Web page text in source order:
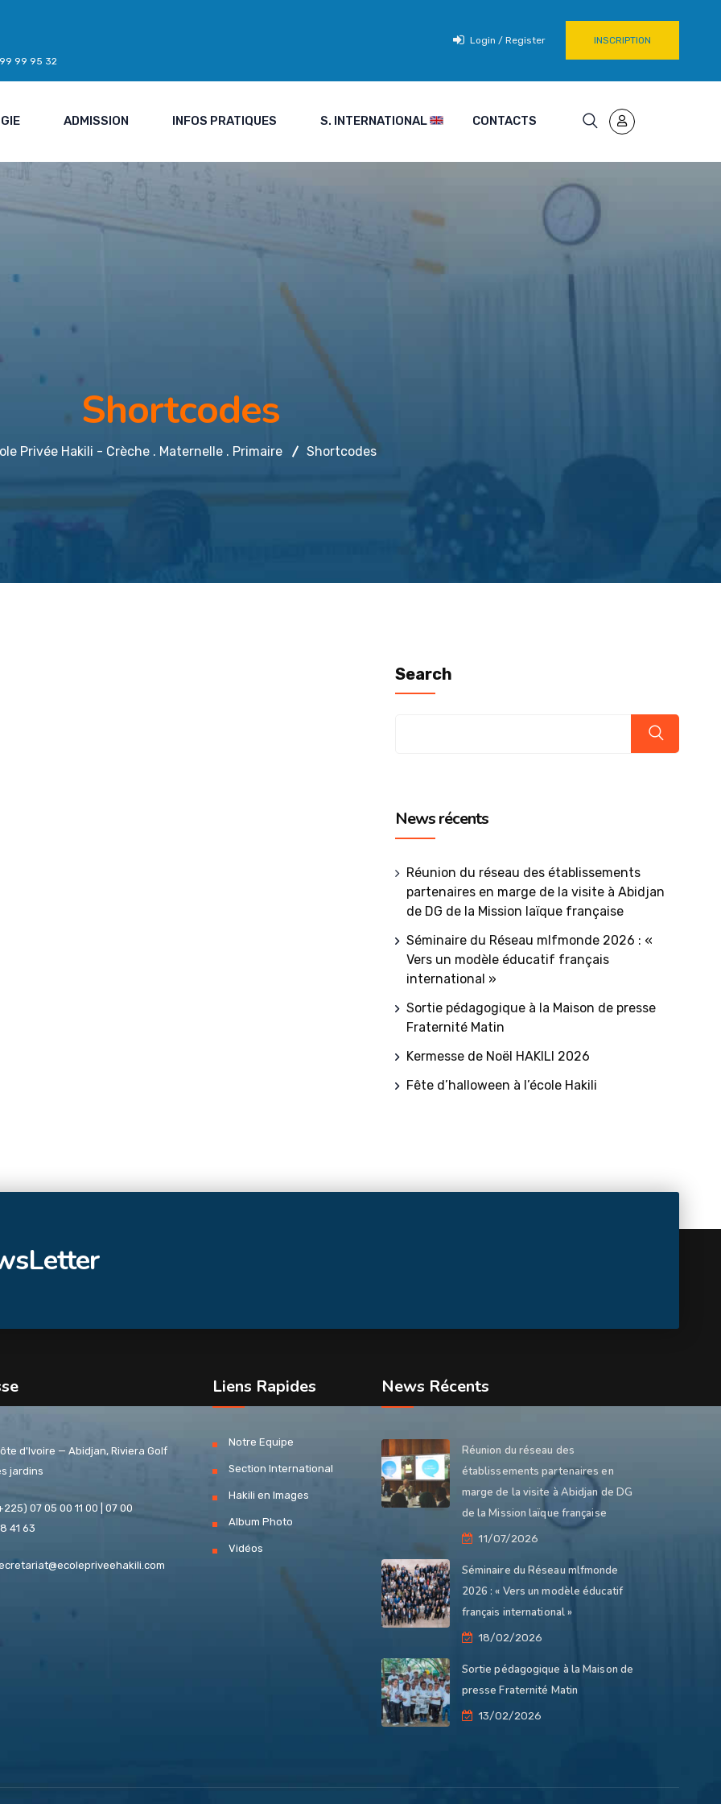
99 95 32
Login / Register INSCRIPTION
ADMISSION INFOS PRATIQUES S. INTERNATIONAL CONTACTS
Shortcodes
Privée Hakili - Crèche . Maternelle . Primaire Shortcodes
Search
News récents
Réunion du réseau des établissements
partenaires en marge de la visite à Abidjan
de DG de la Mission laïque française
Séminaire du Réseau mlfmonde 2026 : «
Vers un modèle éducatif français
international »
Sortie pédagogique à la Maison de presse
Fraternité Matin
Kermesse de Noël HAKILI 2026
Fête d’halloween à l’école Hakili
d'Ivoire — Abidjan, Riviera Golf
jardins
07 05 00 11 00 | 07 00
41 63
Liens Rapides
Notre Equipe
Section International
Hakili en Images
Album Photo
Vidéos
News Récents
Réunion du réseau des
établissements partenaires en
marge de la visite à Abidjan de DG
de la Mission laïque française
11/07/2026
Séminaire du Réseau mlfmonde
2026 : « Vers un modèle éducatif
français international »
18/02/2026
Sortie pédagogique à la Maison de
presse Fraternité Matin
13/02/2026